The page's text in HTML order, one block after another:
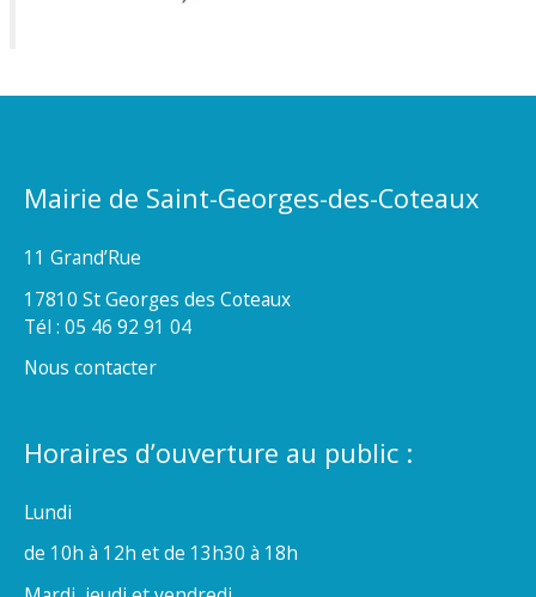
Mairie de Saint-Georges-des-Coteaux
11 Grand’Rue
17810 St Georges des Coteaux
Tél : 05 46 92 91 04
Nous contacter
Horaires d’ouverture au public :
Lundi
de 10h à 12h et de 13h30 à 18h